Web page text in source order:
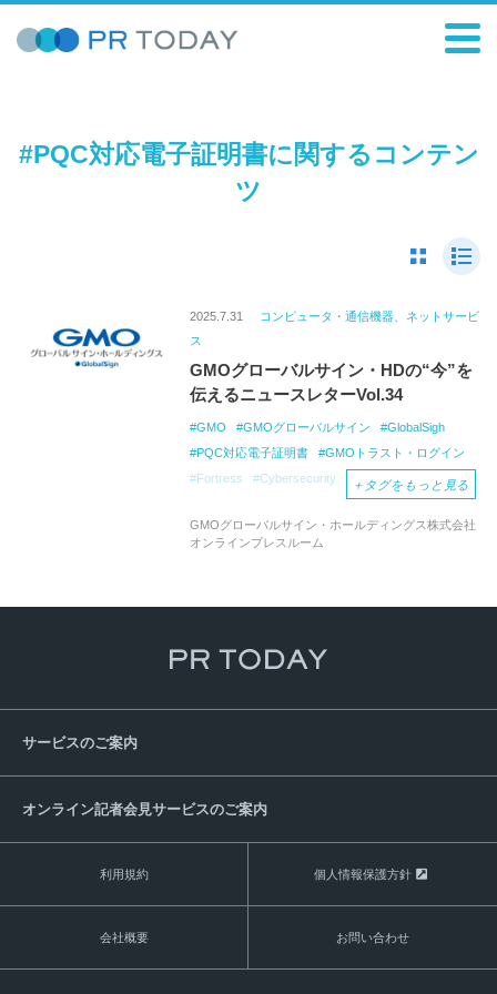
#PQC対応電子証明書に関するコンテン
ツ
2025.7.31
コンピュータ・通信機器、ネットサービ
ス
GMOグローバルサイン・HDの“今”を
伝えるニュースレターVol.34
GMO GMOグローバルサイン
GlobalSigh
PQC対応電子証明書
GMOトラスト・ログイン
Fortress
Cybersecurity Award 2025
＋ タグをもっと見る
GMOグローバルサイン・ホールディングス株式会社
オンラインプレスルーム
サービスのご案内
オンライン記者会見サービスのご案内
利用規約 個人情報保護方針
会社概要 お問い合わせ